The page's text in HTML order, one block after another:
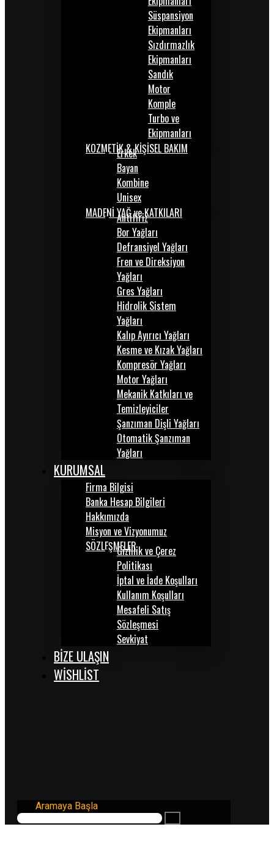
Süspansiyon
Ekipmanları
Sızdırmazlık
Ekipmanları
Sandık
Motor
Komple
Turbo ve
Ekipmanları
KOZMETİK & KİŞİSEL BAKIM
Erkek
Bayan
Kombine
Unisex
MADENİ YAĞ ve KATKILARI
Antifiriz
Bor Yağları
Defransiyel Yağları
Fren ve Direksiyon
Yağları
Gres Yağları
Hidrolik Sistem
Yağları
Kalıp Ayırıcı Yağları
Kesme ve Kızak Yağları
Kompresör Yağları
Motor Yağları
Mekanik Katkıları ve
Temizleyiciler
Şanzıman Dişli Yağları
Otomatik Şanzıman
Yağları
KURUMSAL
Firma Bilgisi
Banka Hesap Bilgileri
Hakkımızda
Misyon ve Vizyonumuz
SÖZLEŞMELERGizlilik ve Çerez
Politikası
İptal ve İade Koşulları
Kullanım Koşulları
Mesafeli Satış
Sözleşmesi
Sevkiyat
BİZE ULAŞIN
WISHLIST
Aramaya Başla